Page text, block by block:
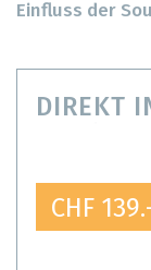
Einfluss der
DIREKT
CHF